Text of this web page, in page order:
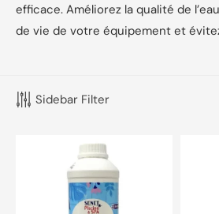
Filtre anti calcaire
Filtre calcaire
efficace. Améliorez la qualité de
de vie de votre équipement et
Sidebar Filter